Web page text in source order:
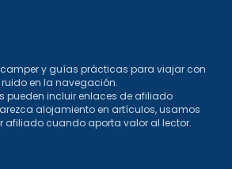
y guías prácticas para viajar con
en la navegación.
pueden incluir enlaces de afiliado
alojamiento en artículos, usamos
afiliado cuando aporta valor al lector.